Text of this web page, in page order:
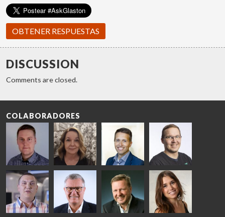
OBTENER RESPUESTAS
DISCUSSION
Comments are closed.
COLABORADORES
Riku Färm
HEAT
TREATMENT
SOLUTIONS
- GLASTON
Mari
Lehtinen
COMMUNICATIONS
- GLASTON
Miika
Äppelqvist
GLASS USE AND
ARCHITECTURE
- GLASTON
Antti
Aronen
GLASTON